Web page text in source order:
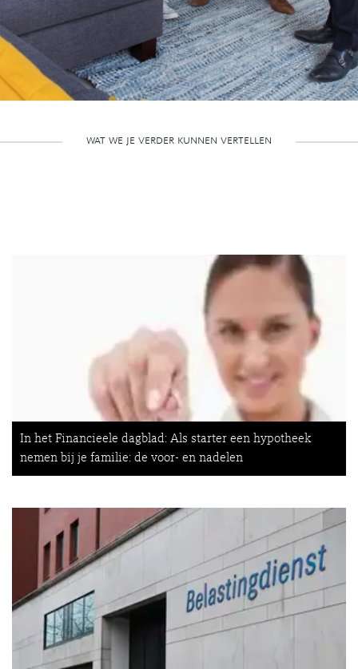
wat we je verder kunnen vertellen
In het Financieele dagblad: Als starter een hypotheek
nemen bij je familie: de voor- en nadelen